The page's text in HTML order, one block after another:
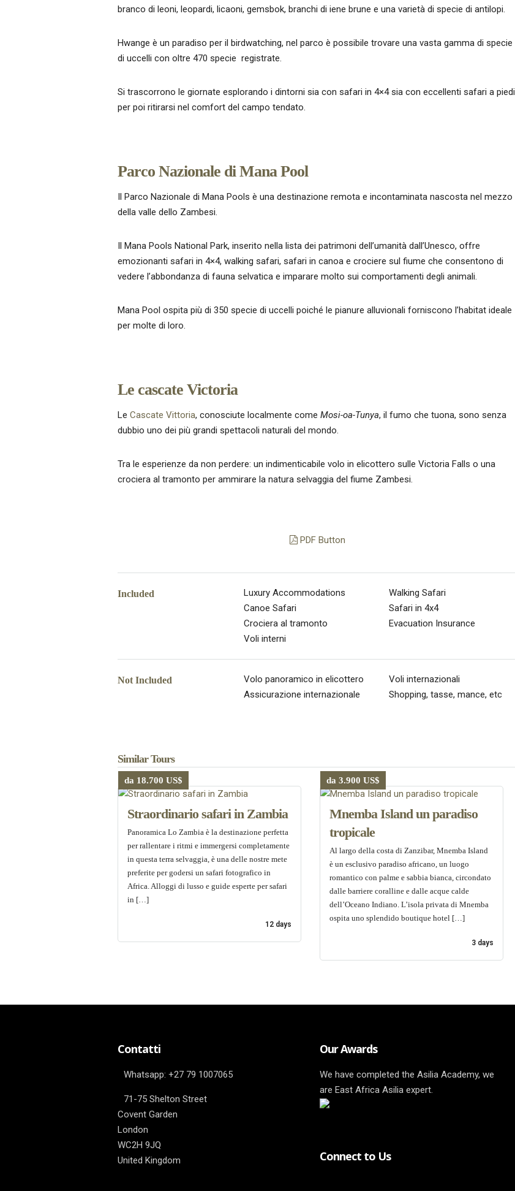
branco di leoni, leopardi, licaoni, gemsbok, branchi di iene brune e una varietà di specie di antilopi.
Hwange è un paradiso per il birdwatching, nel parco è possibile trovare una vasta gamma di specie
di uccelli con oltre 470 specie registrate.
Si trascorrono le giornate esplorando i dintorni sia con safari in 4×4 sia con eccellenti safari a piedi
per poi ritirarsi nel comfort del campo tendato.
Parco Nazionale di Mana Pool
Il Parco Nazionale di Mana Pools è una destinazione remota e incontaminata nascosta nel mezzo
della valle dello Zambesi.
Il Mana Pools National Park, inserito nella lista dei patrimoni dell’umanità dall’Unesco, offre
emozionanti safari in 4×4, walking safari, safari in canoa e crociere sul fiume che consentono di
vedere l’abbondanza di fauna selvatica e imparare molto sui comportamenti degli animali.
Mana Pool ospita più di 350 specie di uccelli poiché le pianure alluvionali forniscono l’habitat ideale
per molte di loro.
Le cascate Victoria
Le Cascate Vittoria, conosciute localmente come Mosi-oa-Tunya, il fumo che tuona, sono senza
dubbio uno dei più grandi spettacoli naturali del mondo.
Tra le esperienze da non perdere: un indimenticabile volo in elicottero sulle Victoria Falls o una
crociera al tramonto per ammirare la natura selvaggia del fiume Zambesi.
PDF Button
Included Luxury Accommodations
Walking Safari
Canoe Safari
Safari in 4x4
Crociera al tramonto
Evacuation Insurance
Voli interni
Not Included Volo panoramico in elicottero
Voli internazionali
Assicurazione internazionale
Shopping, tasse, mance, etc
Similar Tours
da 18.700 US$
Straordinario safari in Zambia
Panoramica Lo Zambia è la destinazione perfetta
per rallentare i ritmi e immergersi completamente
in questa terra selvaggia, è una delle nostre mete
preferite per godersi un safari fotografico in
Africa. Alloggi di lusso e guide esperte per safari
in […]
12 days
da 3.900 US$
Mnemba Island un paradiso
tropicale
Al largo della costa di Zanzibar, Mnemba Island
è un esclusivo paradiso africano, un luogo
romantico con palme e sabbia bianca, circondato
dalle barriere coralline e dalle acque calde
dell’Oceano Indiano. L’isola privata di Mnemba
ospita uno splendido boutique hotel […]
3 days
Contatti
Whatsapp: ‎+27 79 1007065
71-75 Shelton Street
Covent Garden
London
WC2H 9JQ
United Kingdom
Our Awards
We have completed the Asilia Academy, we
are East Africa Asilia expert.
Connect to Us